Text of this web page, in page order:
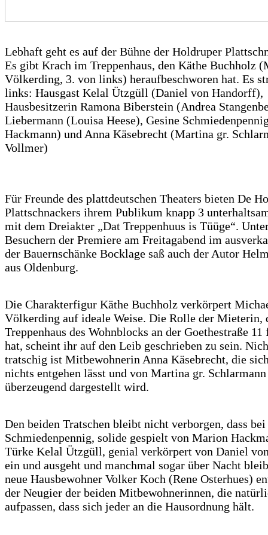
Lebhaft geht es auf der Bühne der Holdruper
Es gibt Krach im Treppenhaus, den Käthe Buchholz
Völkerding, 3. von links) heraufbeschworen hat. Es
links: Hausgast Kelal Ützgüll (Daniel von Handorff),
Hausbesitzerin Ramona Biberstein (Andrea
Liebermann (Louisa Heese), Gesine
Hackmann) und Anna Käsebrecht (Martina gr.
Vollmer)
Für Freunde des plattdeutschen Theaters bieten De
Plattschnackers ihrem Publikum knapp 3
mit dem Dreiakter „Dat Treppenhuus is Tüüge“.
Besuchern der Premiere am Freitagabend im
der Bauernschänke Bocklage saß auch der Autor
aus Oldenburg.
Die Charakterfigur Käthe Buchholz verkörpert
Völkerding auf ideale Weise. Die Rolle der Mieterin,
Treppenhaus des Wohnblocks an der Goethestraße
hat, scheint ihr auf den Leib geschrieben zu sein.
tratschig ist Mitbewohnerin Anna Käsebrecht, die
nichts entgehen lässt und von Martina gr. Schlarmann
überzeugend dargestellt wird.
Den beiden Tratschen bleibt nicht verborgen, dass bei
Schmiedenpennig, solide gespielt von Marion
Türke Kelal Ützgüll, genial verkörpert von Daniel
ein und ausgeht und manchmal sogar über Nacht
neue Hausbewohner Volker Koch (Rene Osterhues)
der Neugier der beiden Mitbewohnerinnen, die
aufpassen, dass sich jeder an die Hausordnung hält.